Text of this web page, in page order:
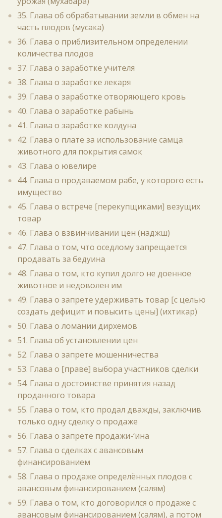
35. Глава об обрабатывании земли в обмен на
часть плодов (мусака)
36. Глава о приблизительном определении
количества плодов
37. Глава о заработке учителя
38. Глава о заработке лекаря
39. Глава о заработке отворяющего кровь
40. Глава о заработке рабынь
41. Глава о заработке колдуна
42. Глава о плате за использование самца
животного для покрытия самок
43. Глава о ювелире
44. Глава о продаваемом рабе, у которого есть
имущество
45. Глава о встрече [перекупщиками] везущих
товар
46. Глава о взвинчивании цен (наджш)
47. Глава о том, что оседлому запрещается
продавать за бедуина
48. Глава о том, кто купил долго не доенное
животное и недоволен им
49. Глава о запрете удерживать товар [с целью
создать дефицит и повысить цены] (ихтикар)
50. Глава о ломании дирхемов
51. Глава об установлении цен
52. Глава о запрете мошенничества
53. Глава о [праве] выбора участников сделки
54. Глава о достоинстве принятия назад
проданного товара
55. Глава о том, кто продал дважды, заключив
только одну сделку о продаже
56. Глава о запрете продажи-‘ина
57. Глава о сделках с авансовым
финансированием
58. Глава о продаже определённых плодов с
авансовым финансированием (салям)
59. Глава о том, кто договорился о продаже с
авансовым финансированием (салям), а потом